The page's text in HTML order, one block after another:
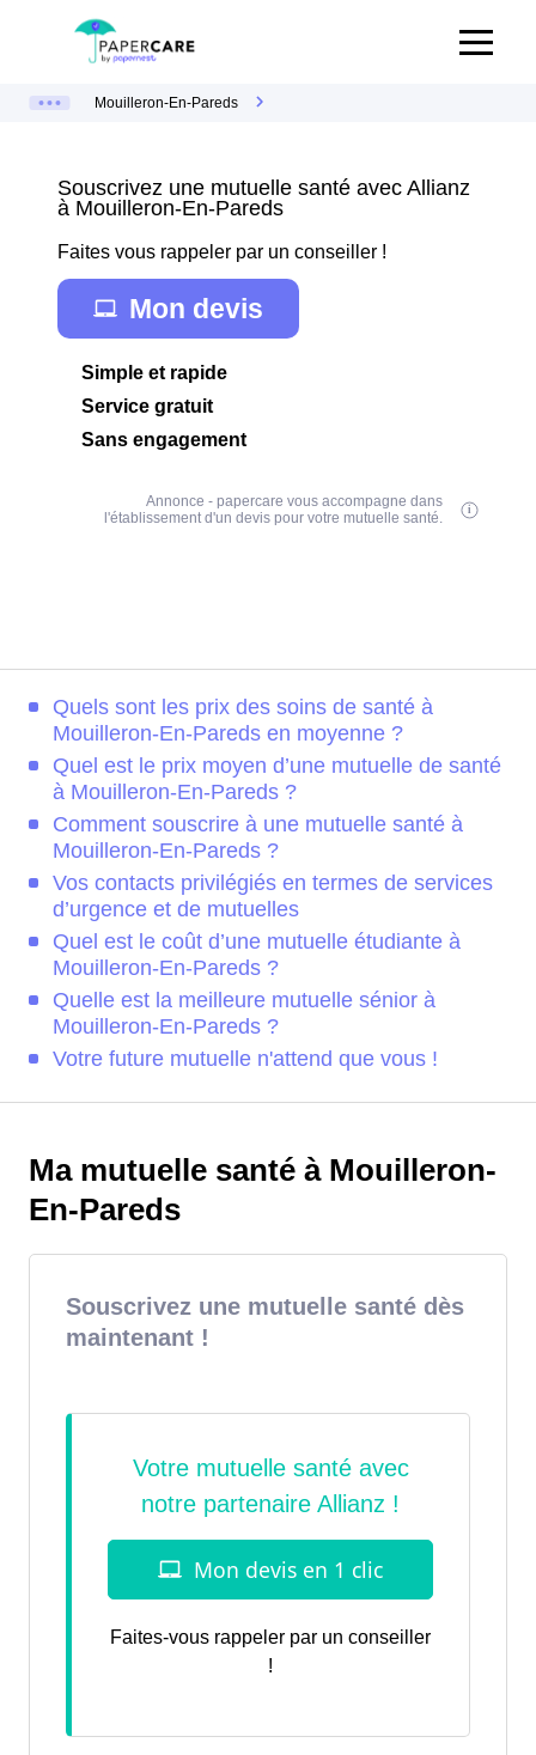
Mouilleron-En-Pareds
Souscrivez une mutuelle santé avec Allianz
à Mouilleron-En-Pareds
Faites vous rappeler par un conseiller !
Mon devis
Simple et rapide
Service gratuit
Sans engagement
Annonce - papercare vous accompagne dans
l'établissement d'un devis pour votre mutuelle santé.
Quels sont les prix des soins de santé à
Mouilleron-En-Pareds en moyenne ?
Quel est le prix moyen d’une mutuelle de santé
à Mouilleron-En-Pareds ?
Comment souscrire à une mutuelle santé à
Mouilleron-En-Pareds ?
Vos contacts privilégiés en termes de services
d’urgence et de mutuelles
Quel est le coût d’une mutuelle étudiante à
Mouilleron-En-Pareds ?
Quelle est la meilleure mutuelle sénior à
Mouilleron-En-Pareds ?
Votre future mutuelle n'attend que vous !
Ma mutuelle santé à Mouilleron-
En-Pareds
Souscrivez une mutuelle santé dès
maintenant !
Faites-vous rappeler par un conseiller
!